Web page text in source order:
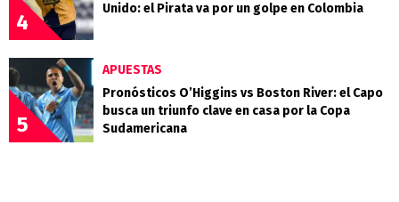
4
Unido: el Pirata va por un golpe en Colombia
5
APUESTAS
Pronósticos O’Higgins vs Boston River: el Capo
busca un triunfo clave en casa por la Copa
Sudamericana